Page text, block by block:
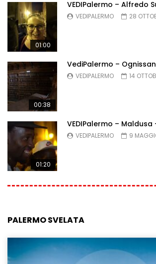
01:00
VEDIPalermo – Alfredo
VEDIPALERMO 28
00:38
VediPalermo –
VEDIPALERMO 14
01:20
VEDIPalermo – Maldusa
VEDIPALERMO 9
PALERMO SVELATA